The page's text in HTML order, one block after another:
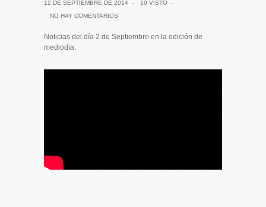
12 DE SEPTIEMBRE DE 2014 - 10 VISTO
-
NO HAY COMENTARIOS
Noticias del día 2 de Septiembre en la edición de
mediodía.